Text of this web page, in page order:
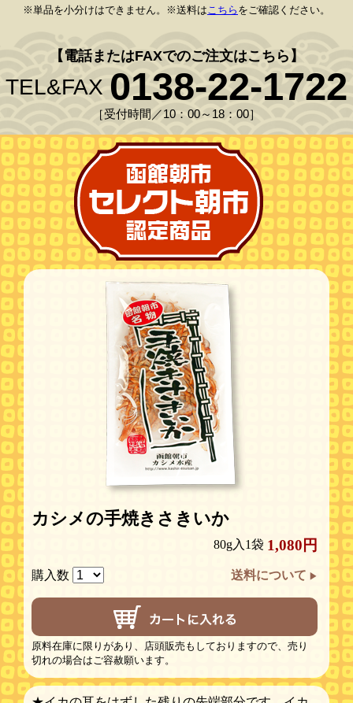
※単品を小分けはできません。 ※送料はこちら をご確認ください。
【電話またはFAXでのご注文はこちら】
TEL&FAX 0138-22-1722
［受付時間／10：00～18：00］
カシメの手焼きさきいか
80g入1袋 1,080円
送料について
購入数
原料在庫に限りがあり、店頭販売もしておりますので、売り
切れの場合はご容赦願います。